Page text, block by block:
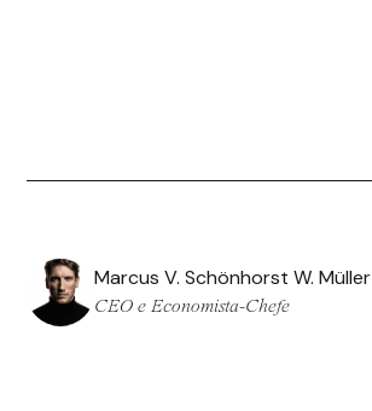
Marcus V. Schönhorst W. Müller
CEO e Economista-Chefe